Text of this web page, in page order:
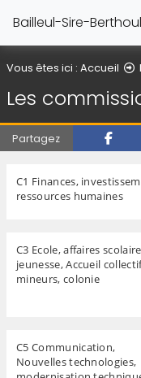
Bailleul-Sire-
Vous êtes ici : Accueil
Les
Partagez
C1 Finances,
ressources humaines
C3 Ecole, affaires
jeunesse, Accueil
mineurs, colonie
C5 Communication,
Nouvelles technologies,